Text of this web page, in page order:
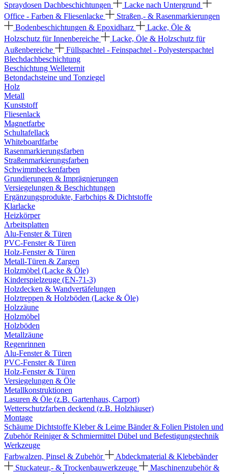
Spraydosen Dachbeschichtungen
Lacke nach Untergrund
Office - Farben & Fliesenlacke
Straßen,- & Rasenmarkierungen
Bodenbeschichtungen & Epoxidharz
Lacke, Öle &
Holzschutz für Innenbereiche
Lacke, Öle & Holzschutz für
Außenbereiche
Füllspachtel - Feinspachtel - Polyesterspachtel
Blechdachbeschichtung
Beschichtung Welleternit
Betondachsteine und Tonziegel
Holz
Metall
Kunststoff
Fliesenlack
Magnetfarbe
Schultafellack
Whiteboardfarbe
Rasenmarkierungsfarben
Straßenmarkierungsfarben
Schwimmbeckenfarben
Grundierungen & Imprägnierungen
Versiegelungen & Beschichtungen
Ergänzungsprodukte, Farbchips & Dichtstoffe
Klarlacke
Heizkörper
Arbeitsplatten
Alu-Fenster & Türen
PVC-Fenster & Türen
Holz-Fenster & Türen
Metall-Türen & Zargen
Holzmöbel (Lacke & Öle)
Kinderspielzeuge (EN-71-3)
Holzdecken & Wandvertäfelungen
Holztreppen & Holzböden (Lacke & Öle)
Holzzäune
Holzmöbel
Holzböden
Metallzäune
Regenrinnen
Alu-Fenster & Türen
PVC-Fenster & Türen
Holz-Fenster & Türen
Versiegelungen & Öle
Metallkonstruktionen
Lasuren & Öle (z.B. Gartenhaus, Carport)
Wetterschutzfarben deckend (z.B. Holzhäuser)
Montage
Schäume Dichtstoffe Kleber & Leime Bänder & Folien Pistolen und
ZubehörReiniger & Schmiermittel Dübel und Befestigungstechnik
Werkzeuge
Farbwalzen, Pinsel & Zubehör
Abdeckmaterial & Klebebänder
Stuckateur,- & Trockenbauwerkzeuge
Maschinenzubehör &